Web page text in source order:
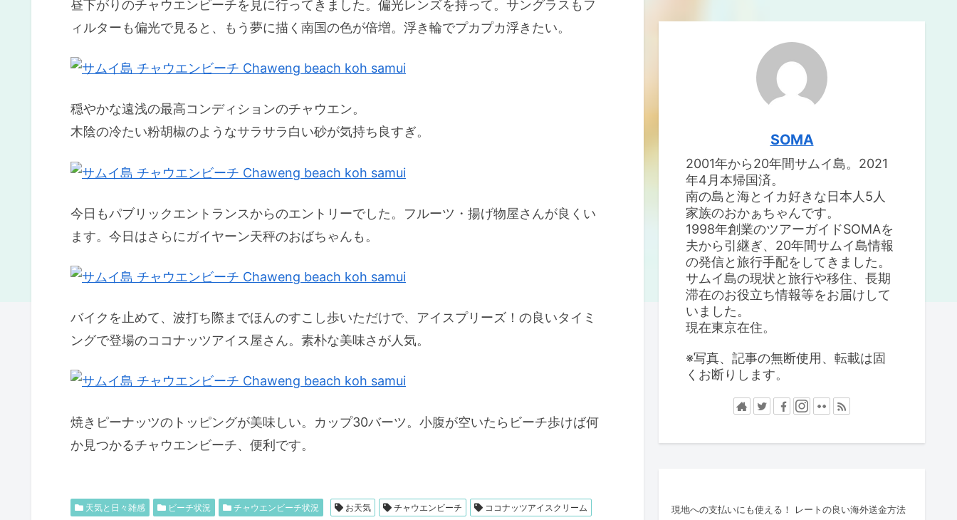
昼下がりのチャウエンビーチを見に行ってきました。偏光レンズを持って。サングラスもフ
ィルターも偏光で見ると、もう夢に描く南国の色が倍増。浮き輪でプカプカ浮きたい。
穏やかな遠浅の最高コンディションのチャウエン。
木陰の冷たい粉胡椒のようなサラサラ白い砂が気持ち良すぎ。
今日もパブリックエントランスからのエントリーでした。フルーツ・揚げ物屋さんが良くい
ます。今日はさらにガイヤーン天秤のおばちゃんも。
バイクを止めて、波打ち際までほんのすこし歩いただけで、アイスプリーズ！の良いタイミ
ングで登場のココナッツアイス屋さん。素朴な美味さが人気。
焼きピーナッツのトッピングが美味しい。カップ30バーツ。小腹が空いたらビーチ歩けば何
か見つかるチャウエンビーチ、便利です。
天気と日々雑感 ビーチ状況 チャウエンビーチ状況 お天気 チャウエンビーチ ココナッツアイスクリーム
SOMA
2001年から20年間サムイ島。2021
年4月本帰国済。
南の島と海とイカ好きな日本人5人
家族のおかぁちゃんです。
1998年創業のツアーガイドSOMAを
夫から引継ぎ、20年間サムイ島情報
の発信と旅行手配をしてきました。
サムイ島の現状と旅行や移住、長期
滞在のお役立ち情報等をお届けして
いました。
現在東京在住。
※写真、記事の無断使用、転載は固
くお断りします。
現地への支払いにも使える！ レートの良い海外送金方法